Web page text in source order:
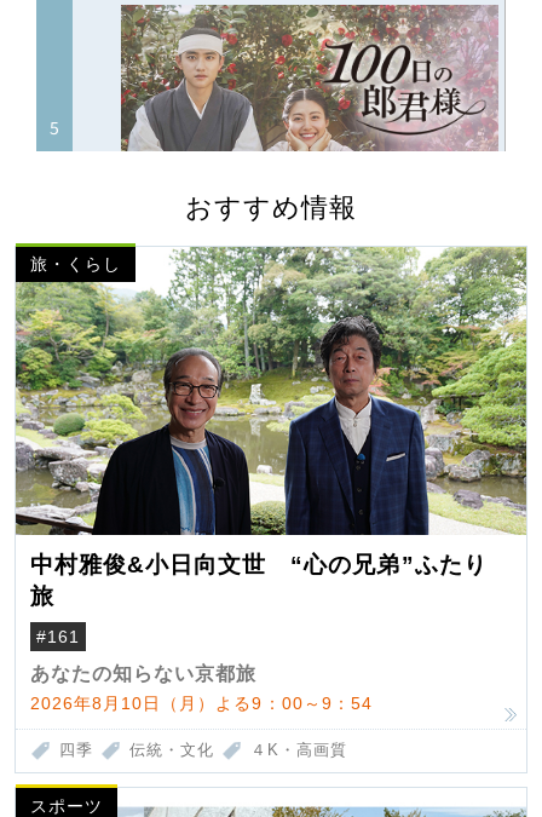
おすすめ情報
旅・くらし
中村雅俊&小日向文世 “心の兄弟”ふたり
旅
#161
あなたの知らない京都旅
2026年8月10日（月）よる9：00～9：54
四季 伝統・文化 ４K・高画質
スポーツ